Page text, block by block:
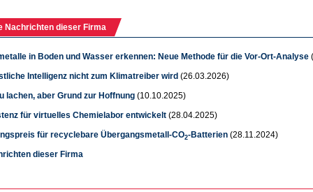
Nachrichten dieser Firma
in Boden und Wasser erkennen: Neue Methode für die Vor-Ort-Analyse
Intelligenz nicht zum Klimatreiber wird (26.03.2026)
lachen, aber Grund zur Hoffnung (10.10.2025)
für virtuelles Chemielabor entwickelt (28.04.2025)
für recyclebare Übergangsmetall-CO2-Batterien (28.11.2024)
dieser Firma